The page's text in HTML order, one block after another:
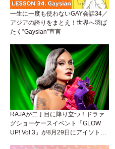
一生に一度も使わないGAY会話34／
アジアの誇りをまとえ！世界へ羽ば
たく”Gaysian”宣言
RAJAが二丁目に降り立つ！ドラァ
グショーケースイベント「GLOW
UP! Vol.3」が8月29日にアイソトー